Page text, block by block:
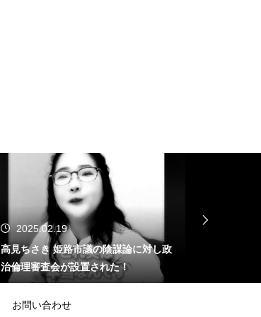
2025.02.19
高見ちさき 姫路市議の陰謀論に対し政
治倫理審査会が設置された！
が･･･
お問い合わせ